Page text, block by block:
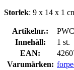
Storlek: 9 x 14 x 1
Artikelnr.:
Innehåll:
1 st.
EAN:
Varumärken: